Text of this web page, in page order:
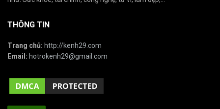
THÔNG TIN
Trang chủ: http://kenh29.com
Email: hotrokenh29@gmail.com